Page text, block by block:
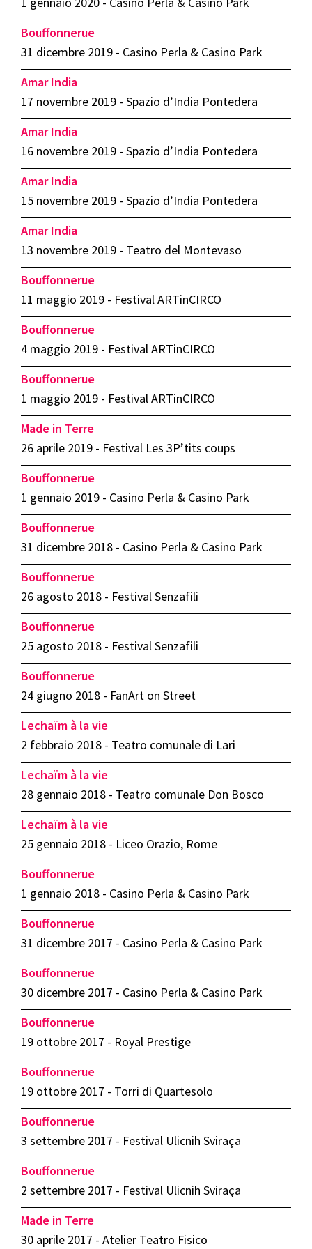
Bouffonnerue
31 dicembre 2019 - Casino Perla & Casino Park
Amar India
17 novembre 2019 - Spazio d’India Pontedera
Amar India
16 novembre 2019 - Spazio d’India Pontedera
Amar India
15 novembre 2019 - Spazio d’India Pontedera
Amar India
13 novembre 2019 - Teatro del Montevaso
Bouffonnerue
11 maggio 2019 - Festival ARTinCIRCO
Bouffonnerue
4 maggio 2019 - Festival ARTinCIRCO
Bouffonnerue
1 maggio 2019 - Festival ARTinCIRCO
Made in Terre
26 aprile 2019 - Festival Les 3P’tits coups
Bouffonnerue
1 gennaio 2019 - Casino Perla & Casino Park
Bouffonnerue
31 dicembre 2018 - Casino Perla & Casino Park
Bouffonnerue
26 agosto 2018 - Festival Senzafili
Bouffonnerue
25 agosto 2018 - Festival Senzafili
Bouffonnerue
24 giugno 2018 - FanArt on Street
Lechaïm à la vie
2 febbraio 2018 - Teatro comunale di Lari
Lechaïm à la vie
28 gennaio 2018 - Teatro comunale Don Bosco
Lechaïm à la vie
25 gennaio 2018 - Liceo Orazio, Rome
Bouffonnerue
1 gennaio 2018 - Casino Perla & Casino Park
Bouffonnerue
31 dicembre 2017 - Casino Perla & Casino Park
Bouffonnerue
30 dicembre 2017 - Casino Perla & Casino Park
Bouffonnerue
19 ottobre 2017 - Royal Prestige
Bouffonnerue
19 ottobre 2017 - Torri di Quartesolo
Bouffonnerue
3 settembre 2017 - Festival Ulicnih Sviraça
Bouffonnerue
2 settembre 2017 - Festival Ulicnih Sviraça
Made in Terre
30 aprile 2017 - Atelier Teatro Fisico